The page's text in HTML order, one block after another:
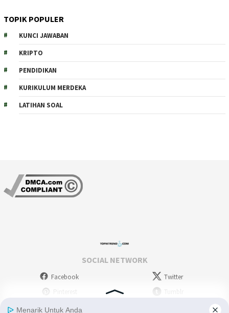
TOPIK POPULER
KUNCI JAWABAN
KRIPTO
PENDIDIKAN
KURIKULUM MERDEKA
LATIHAN SOAL
SOCIAL NETWORK
Facebook
Twitter
Tumblr
Stumbleupon